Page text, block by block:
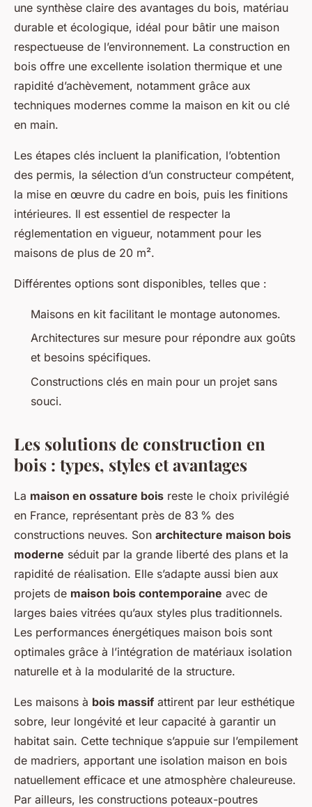
une synthèse claire des avantages du bois, matériau
durable et écologique, idéal pour bâtir une maison
respectueuse de l’environnement. La construction en
bois offre une excellente isolation thermique et une
rapidité d’achèvement, notamment grâce aux
techniques modernes comme la maison en kit ou clé
en main.
Les étapes clés incluent la planification, l’obtention
des permis, la sélection d’un constructeur compétent,
la mise en œuvre du cadre en bois, puis les finitions
intérieures. Il est essentiel de respecter la
réglementation en vigueur, notamment pour les
maisons de plus de 20 m².
Différentes options sont disponibles, telles que :
Maisons en kit facilitant le montage autonomes.
Architectures sur mesure pour répondre aux goûts
et besoins spécifiques.
Constructions clés en main pour un projet sans
souci.
Les solutions de construction en
bois : types, styles et avantages
La maison en ossature bois reste le choix privilégié
en France, représentant près de 83 % des
constructions neuves. Son architecture maison bois
moderne séduit par la grande liberté des plans et la
rapidité de réalisation. Elle s’adapte aussi bien aux
projets de maison bois contemporaine avec de
larges baies vitrées qu’aux styles plus traditionnels.
Les performances énergétiques maison bois sont
optimales grâce à l’intégration de matériaux isolation
naturelle et à la modularité de la structure.
Les maisons à bois massif attirent par leur esthétique
sobre, leur longévité et leur capacité à garantir un
habitat sain. Cette technique s’appuie sur l’empilement
de madriers, apportant une isolation maison en bois
natuellement efficace et une atmosphère chaleureuse.
Par ailleurs, les constructions poteaux-poutres